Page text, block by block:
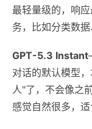
最轻量级的，响
务，比如分类数据
GPT-5.3 Instant
对话的默认模型
人"了，不会像之
感觉自然很多，适